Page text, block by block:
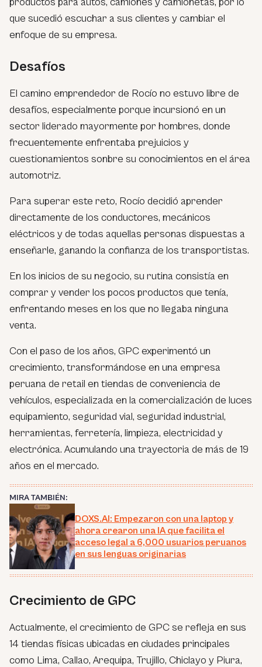
que sucedió escuchar a sus clientes y cambiar el
enfoque de su empresa.
Desafíos
El camino emprendedor de Rocío no estuvo libre de
desafíos, especialmente porque incursionó en un
sector liderado mayormente por hombres, donde
frecuentemente enfrentaba prejuicios y
cuestionamientos sonbre su conocimientos en el área
automotriz.
Para superar este reto, Rocío decidió aprender
directamente de los conductores, mecánicos
eléctricos y de todas aquellas personas dispuestas a
enseñarle, ganando la confianza de los transportistas.
En los inicios de su negocio, su rutina consistía en
comprar y vender los pocos productos que tenía,
enfrentando meses en los que no llegaba ninguna
venta.
Con el paso de los años, GPC experimentó un
crecimiento, transformándose en una empresa
peruana de retail en tiendas de conveniencia de
vehículos, especializada en la comercialización de luces
equipamiento, seguridad vial, seguridad industrial,
herramientas, ferretería, limpieza, electricidad y
electrónica. Acumulando una trayectoria de más de 19
años en el mercado.
MIRA TAMBIÉN:
DOXS.AI: Empezaron con una laptop y
ahora crearon una IA que facilita el
acceso legal a 6,000 usuarios peruanos
en sus lenguas originarias
Crecimiento de GPC
Actualmente, el crecimiento de GPC se refleja en sus
14 tiendas físicas ubicadas en ciudades principales
como Lima, Callao, Arequipa, Trujillo, Chiclayo y Piura,